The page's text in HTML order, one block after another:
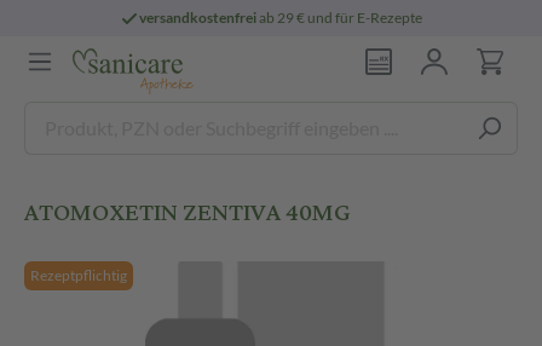
versandkostenfreiab 29 € und für E-Rezepte
ATOMOXETIN ZENTIVA 40MG
Rezeptpflichtig